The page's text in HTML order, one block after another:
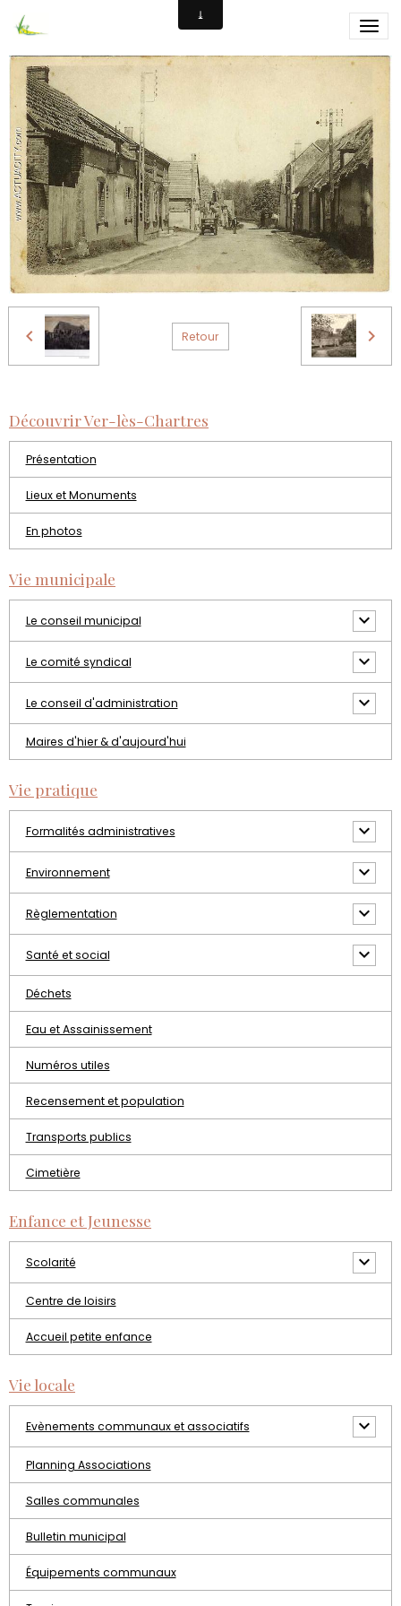
centre
Retour
Découvrir Ver-lès-Chartres
Présentation
Lieux et Monuments
En photos
Vie municipale
Le conseil municipal
Le comité syndical
Le conseil d'administration
Maires d'hier & d'aujourd'hui
Vie pratique
Formalités administratives
Environnement
Règlementation
Santé et social
Déchets
Eau et Assainissement
Numéros utiles
Recensement et population
Transports publics
Cimetière
Enfance et Jeunesse
Scolarité
Centre de loisirs
Accueil petite enfance
Vie locale
Evènements communaux et associatifs
Planning Associations
Salles communales
Bulletin municipal
Équipements communaux